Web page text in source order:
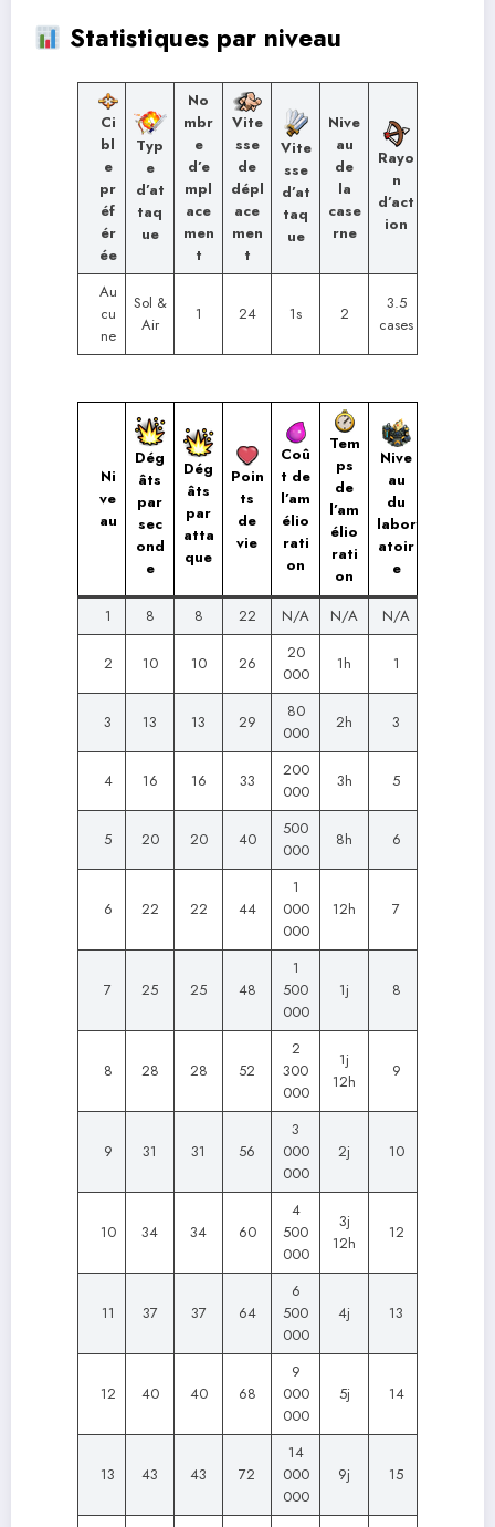
Statistiques par niveau
Ci
bl
e
pr
éf
ér
ée
Typ
e
d’at
taq
ue
No
mbr
e
d’e
mpl
ace
men
t
Vite
sse
de
dépl
ace
men
t
Vite
sse
d’at
taq
ue
Nive
au
de
la
case
rne
Rayo
n
d’act
ion
Au
cu
ne
Sol &
Air
1 24 1s 2
3.5
cases
Ni
ve
au
Dég
âts
par
sec
ond
e
Dég
âts
par
atta
que
Poin
ts
de
vie
Coû
t de
l’am
élio
rati
on
Tem
ps
de
l’am
élio
rati
on
Nive
au
du
labor
atoir
e
1 8 8 22 N/A N/A N/A
2 10 10 26
20
000
1h 1
3 13 13 29
80
000
2h 3
4 16 16 33
200
000
3h 5
5 20 20 40
500
000
8h 6
6 22 22 44
1
000
000
12h 7
7 25 25 48
1
500
000
1j 8
8 28 28 52
2
300
000
1j
12h
9
9 31 31 56
3
000
000
2j 10
10 34 34 60
4
500
000
3j
12h
12
11 37 37 64
6
500
000
4j 13
12 40 40 68
9
000
000
5j 14
13 43 43 72
14
000
000
9j 15